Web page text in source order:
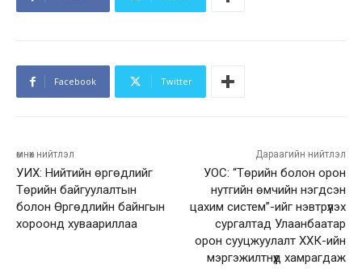
Facebook Twitter
өмнөх нийтлэл
УИХ: Нийтийн өргөдлийг
Төрийн байгуулалтын
болон Өргөдлийн байнгын
хороонд хуваариллаа
Дараагийн нийтлэл
УОС: “Төрийн болон орон
нутгийн өмчийн нэгдсэн
цахим систем”-ийг нэвтрүүлэх
сургалтад Улаанбаатар
орон сууцжуулалт ХХК-ийн
мэргэжилтнүүд хамрагдаж